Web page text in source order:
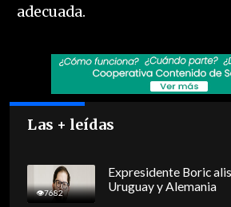
adecuada.
Las + leídas
7682
Expresidente Boric
Uruguay y Alemania